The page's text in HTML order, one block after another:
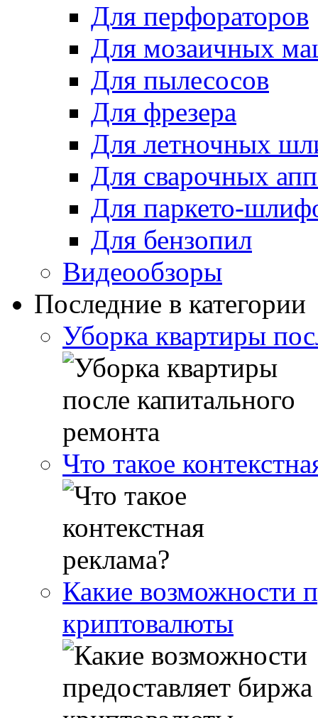
Для перфораторов
Для мозаичных
Для пылесосов
Для фрезера
Для летночных
Для сварочных
Для паркето-
Для бензопил
Видеообзоры
Последние в категории
Уборка квартиры
Что такое
Какие возможности
криптовалюты